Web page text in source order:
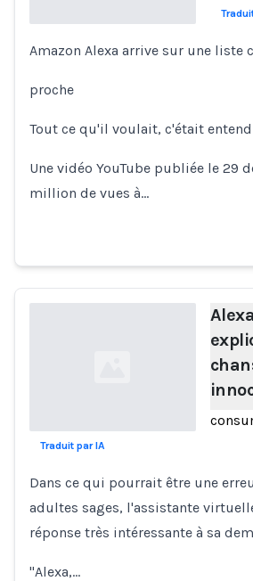
Amazon Alexa arrive sur une liste
proche
Tout ce qu'il voulait, c'était
Une vidéo YouTube publiée le 29
million de vues à…
Traduit par IA
Dans ce qui pourrait être une
adultes sages, l'assistante
réponse très intéressante à sa
"Alexa,…